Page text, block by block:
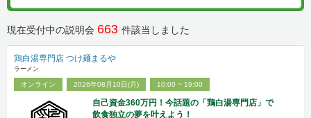
現在受付中の説明会 663 件該当しました
鶏白湯専門店 つけ麺まるや
ラーメン
オンライン 2026年08月10日(月) 10:00 ~ 19:00
自己資金360万円！今話題の「鶏白湯専門店」で
飲食独立の夢を叶えよう！